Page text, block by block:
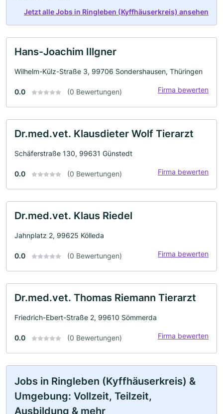
Jetzt alle Jobs in Ringleben (Kyffhäuserkreis) ansehen
Hans-Joachim Illgner
Wilhelm-Külz-Straße 3, 99706 Sondershausen, Thüringen
0.0 (0 Bewertungen) Firma bewerten
Dr.med.vet. Klausdieter Wolf Tierarzt
Schäferstraße 130, 99631 Günstedt
0.0 (0 Bewertungen) Firma bewerten
Dr.med.vet. Klaus Riedel
Jahnplatz 2, 99625 Kölleda
0.0 (0 Bewertungen) Firma bewerten
Dr.med.vet. Thomas Riemann Tierarzt
Friedrich-Ebert-Straße 2, 99610 Sömmerda
0.0 (0 Bewertungen) Firma bewerten
Jobs in Ringleben (Kyffhäuserkreis) &
Umgebung: Vollzeit, Teilzeit,
Ausbildung & mehr